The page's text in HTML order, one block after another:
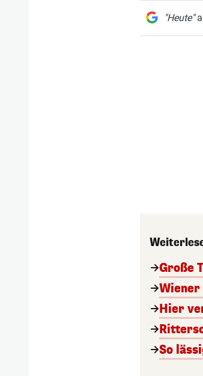
"Heute"
Große
Hier
So